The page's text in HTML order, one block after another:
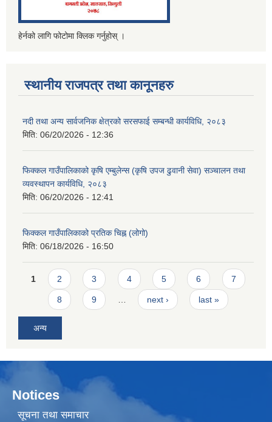
हेर्नको लागि फोटोमा क्लिक गर्नुहोस् ।
स्थानीय राजपत्र तथा कानूनहरु
नदी तथा अन्य सार्वजनिक क्षेत्रको सरसफाई सम्बन्धी कार्यविधि, २०८३
मिति: 06/20/2026 - 12:36
फिक्कल गाउँपालिकाको कृषि एम्बुलेन्स (कृषि उपज ढुवानी सेवा) सञ्चालन तथा
व्यवस्थापन कार्यविधि, २०८३
मिति: 06/20/2026 - 12:41
फिक्कल गाउँपालिकाको प्रतिक चिह्न (लोगो)
मिति: 06/18/2026 - 16:50
Pages
1 2 3 4 5 6 7
8 9 … next › last »
अन्य
Notices
सूचना तथा समाचार